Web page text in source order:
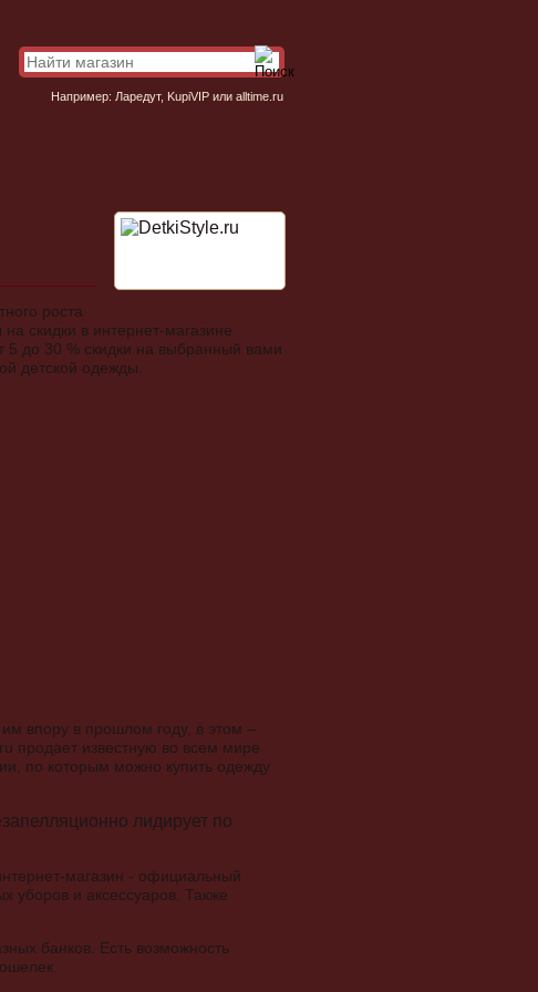
роста
скидки в интернет-магазине
5 до 30 % скидки на выбранный вами
детской одежды.
впору в прошлом году, в этом –
продает известную во всем мире
по которым можно купить одежду
лидирует по
магазин - официальный
уборов и аксессуаров. Также
банков. Есть возможность
Например: Ларедут, KupiVIPили alltime.ru